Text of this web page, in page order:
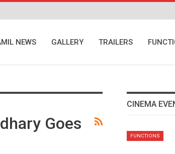
NEWS GALLERY TRAILERS
Goes
CINEMA
FUNCTIONS
EVENTS VIDEOS